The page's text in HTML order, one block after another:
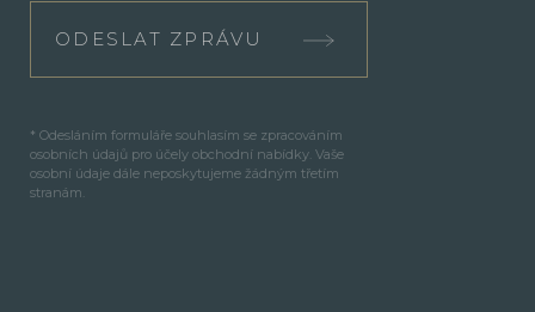
ODESLAT ZPRÁVU
* Odesláním formuláře souhlasím se zpracováním
osobních údajů pro účely obchodní nabídky. Vaše
osobní údaje dále neposkytujeme žádným třetím
stranám.